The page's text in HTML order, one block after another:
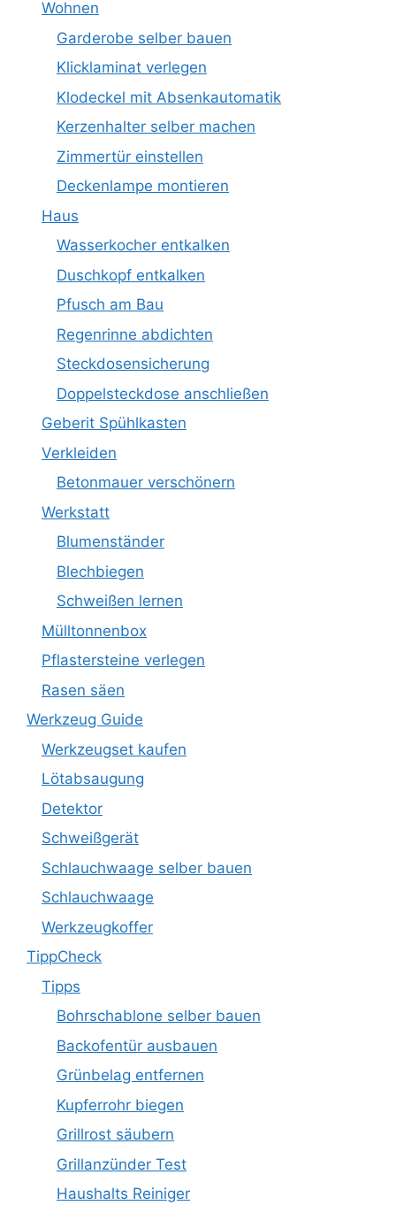
Wohnen
Garderobe selber bauen
Klicklaminat verlegen
Klodeckel mit Absenkautomatik
Kerzenhalter selber machen
Zimmertür einstellen
Deckenlampe montieren
Haus
Wasserkocher entkalken
Duschkopf entkalken
Pfusch am Bau
Regenrinne abdichten
Steckdosensicherung
Doppelsteckdose anschließen
Geberit Spühlkasten
Verkleiden
Betonmauer verschönern
Werkstatt
Blumenständer
Blechbiegen
Schweißen lernen
Mülltonnenbox
Pflastersteine verlegen
Rasen säen
Werkzeug Guide
Werkzeugset kaufen
Lötabsaugung
Detektor
Schweißgerät
Schlauchwaage selber bauen
Schlauchwaage
Werkzeugkoffer
TippCheck
Tipps
Bohrschablone selber bauen
Backofentür ausbauen
Grünbelag entfernen
Kupferrohr biegen
Grillrost säubern
Grillanzünder Test
Haushalts Reiniger